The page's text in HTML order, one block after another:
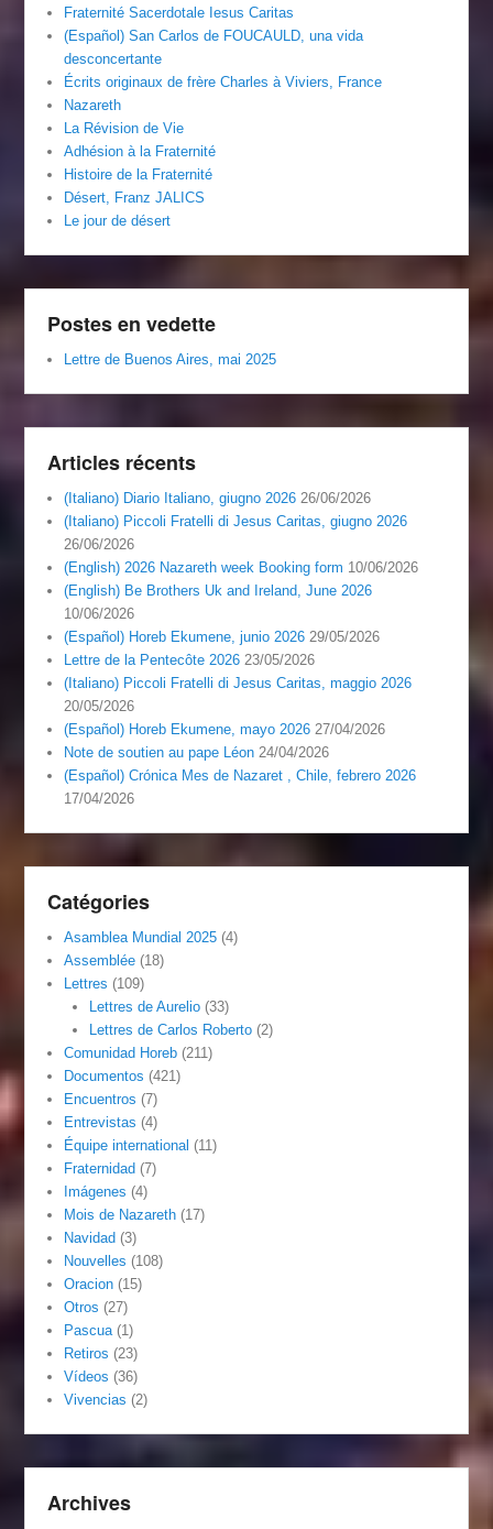
Fraternité Sacerdotale Iesus Caritas
(Español) San Carlos de FOUCAULD, una vida
desconcertante
Écrits originaux de frère Charles à Viviers, France
Nazareth
La Révision de Vie
Adhésion à la Fraternité
Histoire de la Fraternité
Désert, Franz JALICS
Le jour de désert
Postes en vedette
Lettre de Buenos Aires, mai 2025
Articles récents
(Italiano) Diario Italiano, giugno 2026 26/06/2026
(Italiano) Piccoli Fratelli di Jesus Caritas, giugno 2026
26/06/2026
(English) 2026 Nazareth week Booking form 10/06/2026
(English) Be Brothers Uk and Ireland, June 2026
10/06/2026
(Español) Horeb Ekumene, junio 2026 29/05/2026
Lettre de la Pentecôte 2026 23/05/2026
(Italiano) Piccoli Fratelli di Jesus Caritas, maggio 2026
20/05/2026
(Español) Horeb Ekumene, mayo 2026 27/04/2026
Note de soutien au pape Léon 24/04/2026
(Español) Crónica Mes de Nazaret , Chile, febrero 2026
17/04/2026
Catégories
Asamblea Mundial 2025 (4)
Assemblée (18)
Lettres (109)
Lettres de Aurelio(33)
Lettres de Carlos Roberto(2)
Comunidad Horeb (211)
Documentos (421)
Encuentros (7)
Entrevistas (4)
Équipe international (11)
Fraternidad (7)
Imágenes (4)
Mois de Nazareth (17)
Navidad (3)
Nouvelles (108)
Oracion (15)
Otros (27)
Pascua(1)
Retiros (23)
Vídeos (36)
Vivencias (2)
Archives